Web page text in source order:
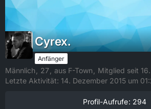
Cyrex.
Anfänger
Männlich 27 aus F-Town
Mitglied seit
Letzte Aktivität: 14. Dezember 2015 um
Profil-Aufrufe 294